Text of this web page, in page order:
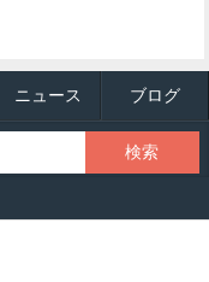
ニュース ブログ